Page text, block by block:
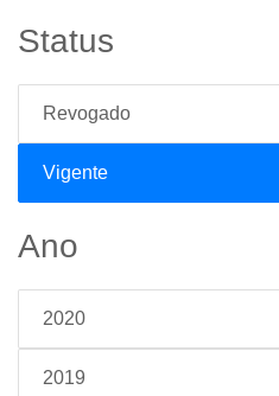
Status
Revogado
Vigente
Ano
2020
2019